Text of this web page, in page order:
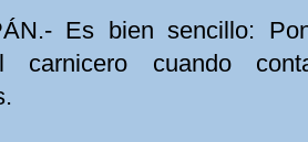
Es bien sencillo:
carnicero cuando